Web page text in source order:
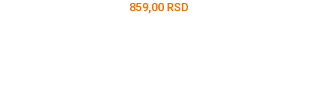
859,00 RSD